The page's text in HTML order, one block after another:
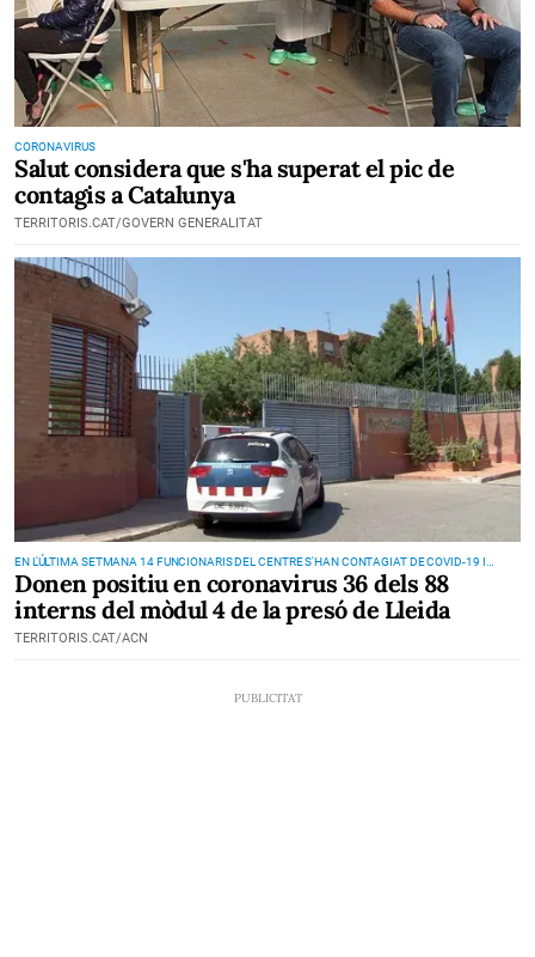
CORONAVIRUS
Salut considera que s'ha superat el pic de
contagis a Catalunya
TERRITORIS.CAT/GOVERN GENERALITAT
EN L'ÚLTIMA SETMANA 14 FUNCIONARIS DEL CENTRE S'HAN CONTAGIAT DE COVID-19 I
ESTAN AÏLLATS
Donen positiu en coronavirus 36 dels 88
interns del mòdul 4 de la presó de Lleida
TERRITORIS.CAT/ACN